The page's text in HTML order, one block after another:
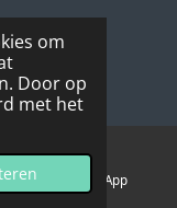
om
Door op
met het
WhatsApp